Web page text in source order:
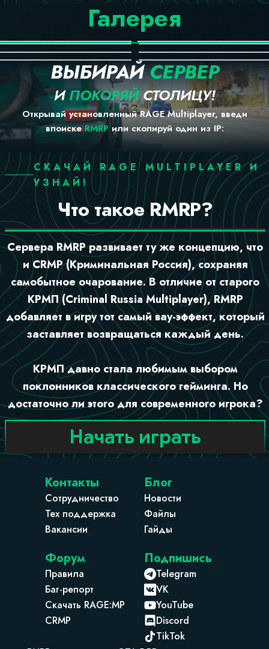
Галерея
ВЫБИРАЙСЕРВЕР
ИПОКОРЯЙСТОЛИЦУ!
Открывай установленный RAGE Multiplayer, введи
впоискеRMRP или скопируй один из IP:
Что такое RMRP?
СКАЧАЙ RAGE MULTIPLAYER И
УЗНАЙ!
Сервера RMRP развивает ту же концепцию, что
и CRMP (Криминальная Россия), сохраняя
самобытное очарование. В отличие от старого
КРМП (Criminal Russia Multiplayer), RMRP
добавляет в игру тот самый вау-эффект, который
заставляет возвращаться каждый день.
КРМП давно стала любимым выбором
поклонников классического гейминга. Но
достаточно ли этого для современного игрока?
Начать играть
Контакты
Сотрудничество
Тех поддержка
Вакансии
Блог
Новости
Файлы
Гайды
Форум
Правила
Баг-репорт
Скачать RAGE:MP
CRMP
Подпишись
Telegram
VK
YouTube
Discord
TikTok